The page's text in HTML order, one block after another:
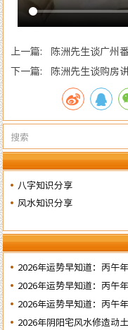
八字知识分享
风水知识分享
2026年运势早知道：丙午
日
2026年运势早知道：丙午
日
2026年运势早知道：丙午
子’ 日
2026年阴阳宅风水修造动
上一篇: 陈洲先生谈广州
龙纳水
下一篇: 陈洲先生谈购房